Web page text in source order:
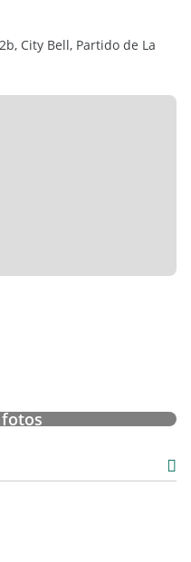
habitar, es ideal para
y funcional.
de La Plata: Col Nro
la intermediación y los
City Bell, Partido de La